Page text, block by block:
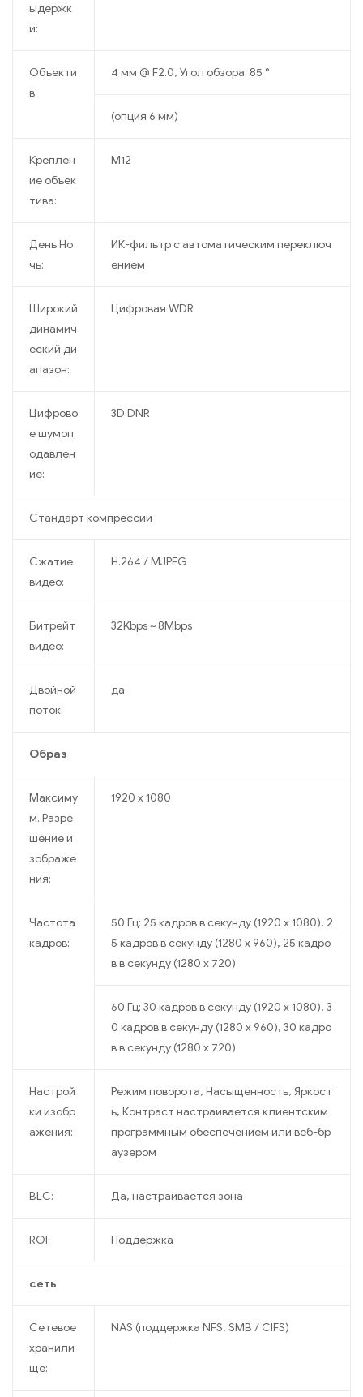
ыдержк
и:
Объекти
в:
4 мм @ F2.0, Угол обзора: 85 °
(опция 6 мм)
Креплен
ие объек
тива:
M12
День Но
чь:
ИК-фильтр с автоматическим переключ
ением
Широкий
динамич
еский ди
апазон:
Цифровая WDR
Цифрово
е шумоп
одавлен
ие:
3D DNR
Стандарт компрессии
Сжатие
видео:
H.264 / MJPEG
Битрейт
видео:
32Kbps ~ 8Mbps
Двойной
поток:
да
Образ
Максиму
м. Разре
шение и
зображе
ния:
1920 x 1080
Частота
кадров:
50 Гц: 25 кадров в секунду (1920 x 1080), 2
5 кадров в секунду (1280 x 960), 25 кадро
в в секунду (1280 x 720)
60 Гц: 30 кадров в секунду (1920 x 1080), 3
0 кадров в секунду (1280 x 960), 30 кадро
в в секунду (1280 x 720)
Настрой
ки изобр
ажения:
Режим поворота, Насыщенность, Яркост
ь, Контраст настраивается клиентским
программным обеспечением или веб-бр
аузером
BLC: Да, настраивается зона
ROI: Поддержка
сеть
Сетевое
хранили
ще:
NAS (поддержка NFS, SMB / CIFS)